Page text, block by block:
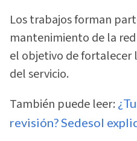
Los trabajos forman
mantenimiento de la
el objetivo de fortalecer
del servicio.
También puede leer:
revisión? Sedesol